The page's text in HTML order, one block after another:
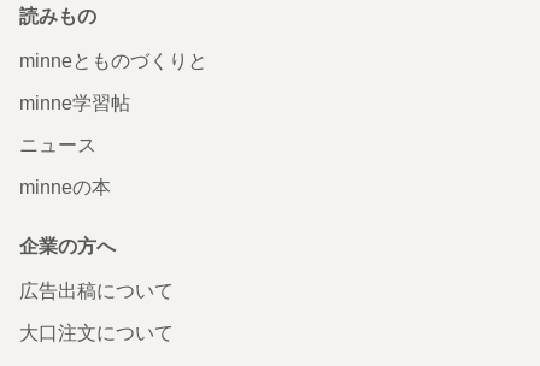
読みもの
minneとものづくりと
minne学習帖
ニュース
minneの本
企業の方へ
広告出稿について
大口注文について